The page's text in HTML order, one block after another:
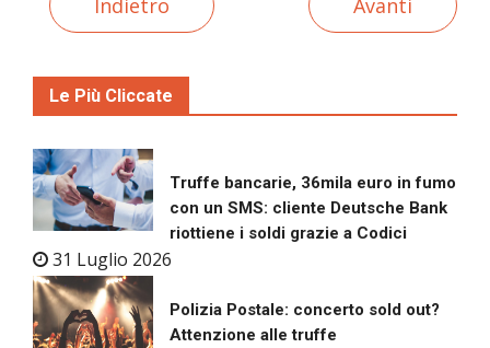
Indietro Avanti
Le Più Cliccate
Truffe bancarie, 36mila euro in fumo
con un SMS: cliente Deutsche Bank
riottiene i soldi grazie a Codici
31 Luglio 2026
Polizia Postale: concerto sold out?
Attenzione alle truffe